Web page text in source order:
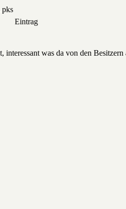
pks
Eintrag
was da von den